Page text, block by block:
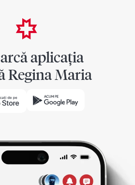
aplicația
Regina Maria